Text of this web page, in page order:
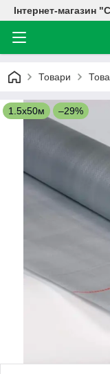
Інтернет-магазин
Товари
1.5х50м –29%